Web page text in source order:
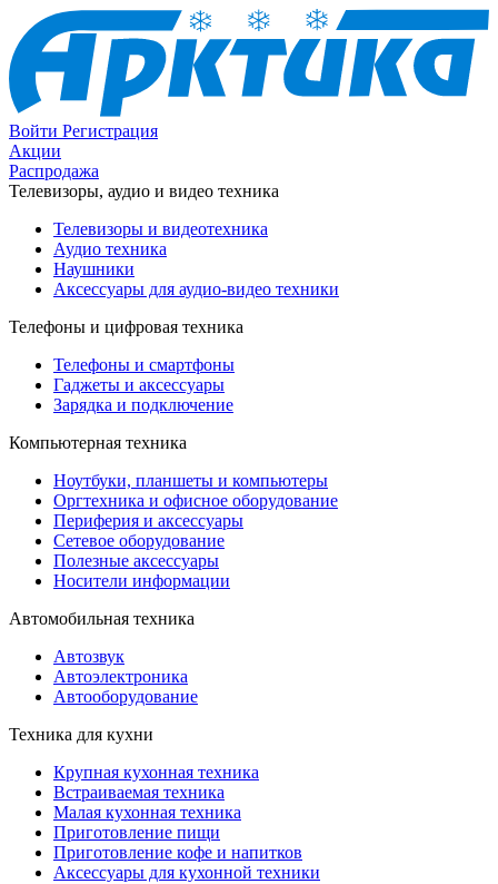
Войти Регистрация
Акции
Распродажа
Телевизоры, аудио и видео техника
Телевизоры и видеотехника
Аудио техника
Наушники
Аксессуары для аудио-видео техники
Телефоны и цифровая техника
Телефоны и смартфоны
Гаджеты и аксессуары
Зарядка и подключение
Компьютерная техника
Ноутбуки, планшеты и компьютеры
Оргтехника и офисное оборудование
Периферия и аксессуары
Cетевое оборудование
Полезные аксессуары
Носители информации
Автомобильная техника
Автозвук
Автоэлектроника
Автооборудование
Техника для кухни
Крупная кухонная техника
Встраиваемая техника
Малая кухонная техника
Приготовление пищи
Приготовление кофе и напитков
Аксессуары для кухонной техники